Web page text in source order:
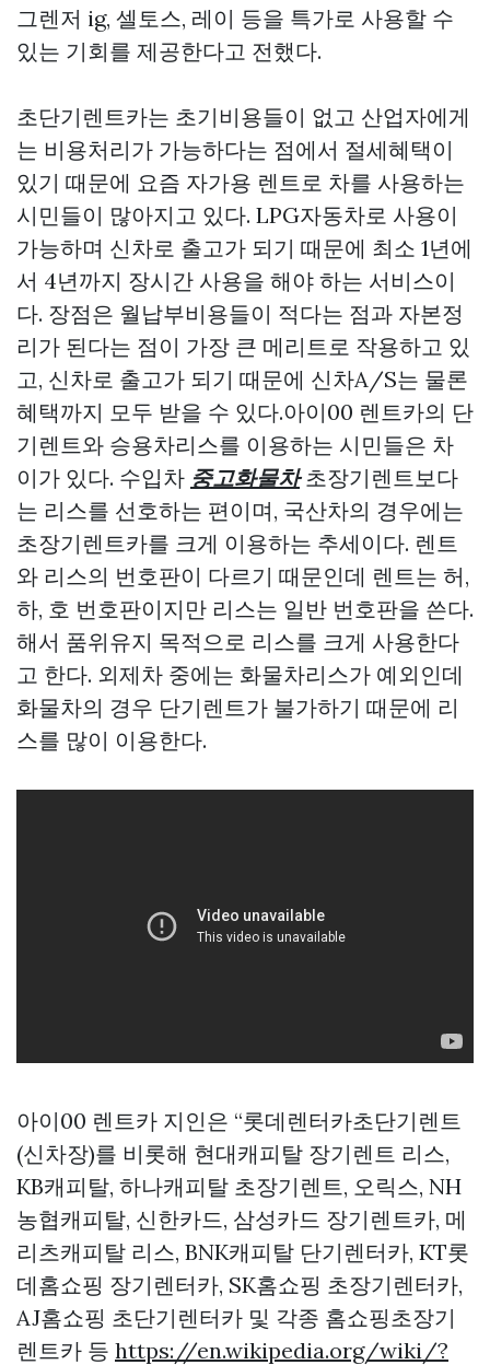
그렌저 ig, 셀토스, 레이 등을 특가로 사용할 수
있는 기회를 제공한다고 전했다.
초단기렌트카는 초기비용들이 없고 산업자에게
는 비용처리가 가능하다는 점에서 절세혜택이
있기 때문에 요즘 자가용 렌트로 차를 사용하는
시민들이 많아지고 있다. LPG자동차로 사용이
가능하며 신차로 출고가 되기 때문에 최소 1년에
서 4년까지 장시간 사용을 해야 하는 서비스이
다. 장점은 월납부비용들이 적다는 점과 자본정
리가 된다는 점이 가장 큰 메리트로 작용하고 있
고, 신차로 출고가 되기 때문에 신차A/S는 물론
혜택까지 모두 받을 수 있다.아이00 렌트카의 단
기렌트와 승용차리스를 이용하는 시민들은 차
이가 있다. 수입차 중고화물차초장기렌트보다
는 리스를 선호하는 편이며, 국산차의 경우에는
초장기렌트카를 크게 이용하는 추세이다. 렌트
와 리스의 번호판이 다르기 때문인데 렌트는 허,
하, 호 번호판이지만 리스는 일반 번호판을 쓴다.
해서 품위유지 목적으로 리스를 크게 사용한다
고 한다. 외제차 중에는 화물차리스가 예외인데
화물차의 경우 단기렌트가 불가하기 때문에 리
스를 많이 이용한다.
아이00 렌트카 지인은 “롯데렌터카초단기렌트
(신차장)를 비롯해 현대캐피탈 장기렌트 리스,
KB캐피탈, 하나캐피탈 초장기렌트, 오릭스, NH
농협캐피탈, 신한카드, 삼성카드 장기렌트카, 메
리츠캐피탈 리스, BNK캐피탈 단기렌터카, KT롯
데홈쇼핑 장기렌터카, SK홈쇼핑 초장기렌터카,
AJ홈쇼핑 초단기렌터카 및 각종 홈쇼핑초장기
렌트카 등 https://en.wikipedia.org/wiki/?